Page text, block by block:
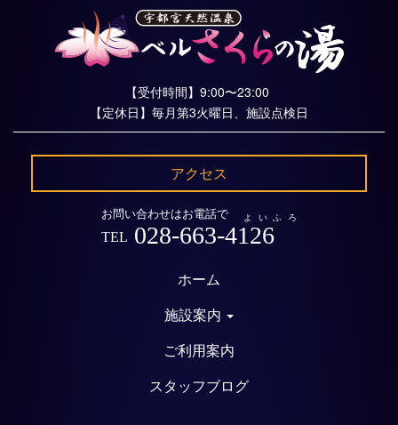
【受付時間】9:00〜23:00
【定休日】毎月第3火曜日、施設点検日
アクセス
お問い合わせはお電話で よいふろ
TEL 028-663-4126
ホーム
施設案内
ご利用案内
スタッフブログ